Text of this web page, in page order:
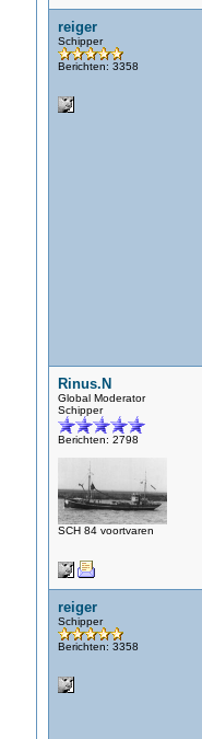
reiger
Schipper
Berichten: 3358
Rinus.N
Global Moderator
Schipper
Berichten: 2798
SCH 84 voortvaren
reiger
Schipper
Berichten: 3358